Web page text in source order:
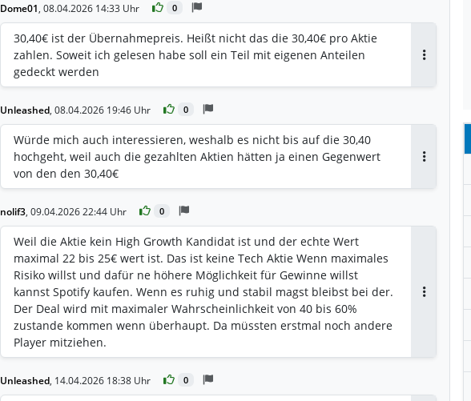
Dome01, 08.04.2026 14:33 Uhr 0
30,40€ ist der Übernahmepreis. Heißt nicht das die 30,40€ pro Aktie
zahlen. Soweit ich gelesen habe soll ein Teil mit eigenen Anteilen
gedeckt werden
Unleashed, 08.04.2026 19:46 Uhr 0
Würde mich auch interessieren, weshalb es nicht bis auf die 30,40
hochgeht, weil auch die gezahlten Aktien hätten ja einen Gegenwert
von den den 30,40€
nolif3, 09.04.2026 22:44 Uhr 0
Weil die Aktie kein High Growth Kandidat ist und der echte Wert
maximal 22 bis 25€ wert ist. Das ist keine Tech Aktie Wenn maximales
Risiko willst und dafür ne höhere Möglichkeit für Gewinne willst
kannst Spotify kaufen. Wenn es ruhig und stabil magst bleibst bei der.
Der Deal wird mit maximaler Wahrscheinlichkeit von 40 bis 60%
zustande kommen wenn überhaupt. Da müssten erstmal noch andere
Player mitziehen.
Unleashed, 14.04.2026 18:38 Uhr 0